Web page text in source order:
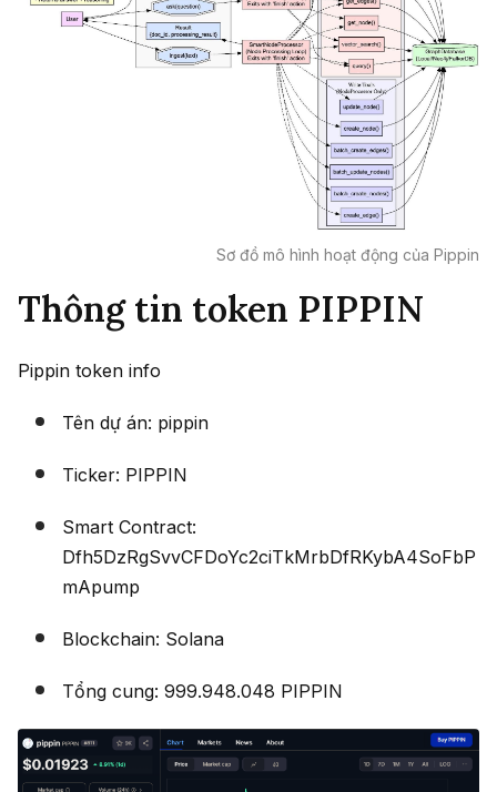
Sơ đồ mô hình hoạt động của Pippin
Thông tin token PIPPIN
Pippin token info
Tên dự án: pippin
Ticker: PIPPIN
Smart Contract:
Dfh5DzRgSvvCFDoYc2ciTkMrbDfRKybA4SoFbP
mApump
Blockchain: Solana
Tổng cung: 999.948.048 PIPPIN